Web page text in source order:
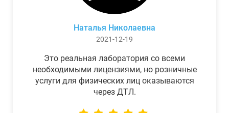
Наталья Николаевна
2021-12-19
Это реальная лаборатория со всеми
необходимыми лицензиями, но розничные
услуги для физических лиц оказываются
через ДТЛ.